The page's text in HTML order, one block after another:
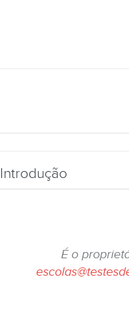
Introdução
É o